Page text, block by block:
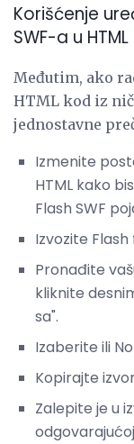
Korišćenje
SWF-a u
Međutim, ako
HTML kod iz
jednostavne
Izmenite
HTML kako
Flash SWF
Izvozite Flash
Pronađite
kliknite
sa".
Izaberite ili
Kopirajte
Zalepite je u